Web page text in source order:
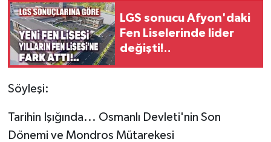
LGS sonucu Afyon'daki
Fen Liselerinde lider
değişti!..
Söyleşi:
Tarihin Işığında... Osmanlı Devleti'nin Son
Dönemi ve Mondros Mütarekesi